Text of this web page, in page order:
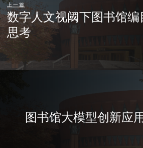
上一篇
数字人文视阈下图书馆
思考
图书馆大模型创新应